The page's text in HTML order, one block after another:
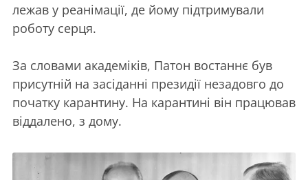
лежав у реанімації, де йому підтримували
роботу серця.
За словами академіків, Патон востаннє був
присутній на засіданні президії незадовго до
початку карантину. На карантині він працював
віддалено, з дому.